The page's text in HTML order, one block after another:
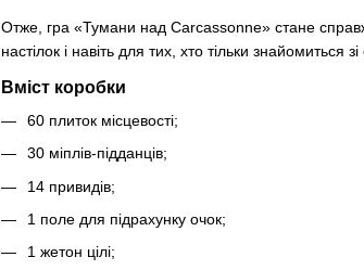
Отже, гра «Тумани над Carcassonne» стане
настілок і навіть для тих, хто тільки знайомиться
Вміст коробки
60 плиток місцевості;
30 міплів-підданців;
14 привидів;
1 поле для підрахунку очок;
1 жетон цілі;